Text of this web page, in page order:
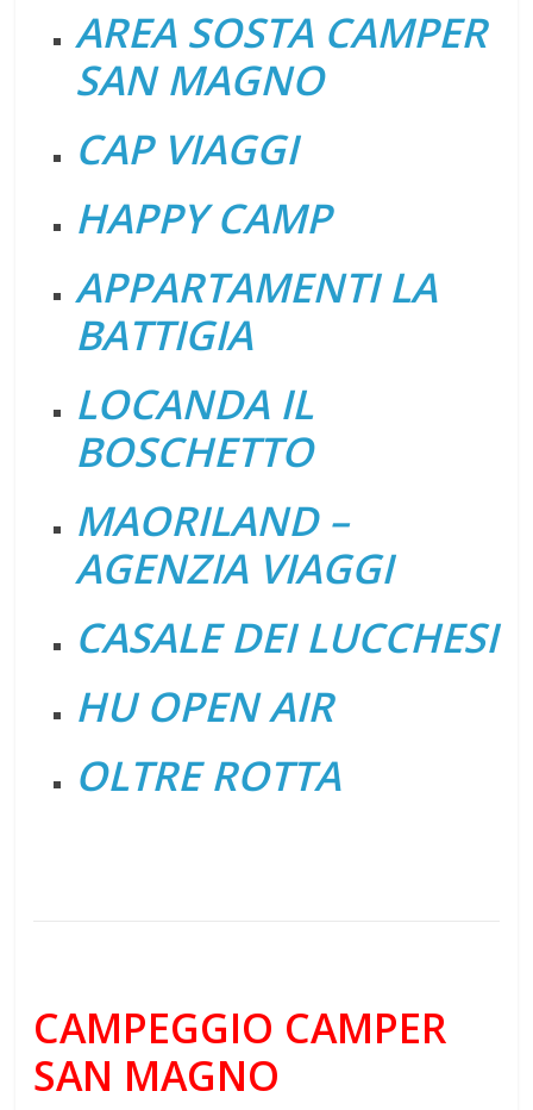
AREA SOSTA CAMPER
SAN MAGNO
CAP VIAGGI
HAPPY CAMP
APPARTAMENTI LA
BATTIGIA
LOCANDA IL
BOSCHETTO
MAORILAND –
AGENZIA VIAGGI
CASALE DEI LUCCHESI
HU OPEN AIR
OLTRE ROTTA
CAMPEGGIO CAMPER
SAN MAGNO